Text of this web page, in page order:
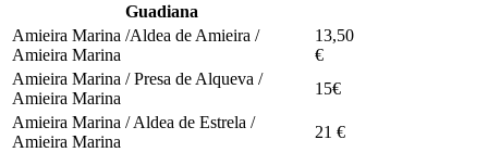
Guadiana
Amieira Marina /Aldea de Amieira /
Amieira Marina
13,50
€
Amieira Marina / Presa de Alqueva /
Amieira Marina
15€
Amieira Marina / Aldea de Estrela /
Amieira Marina
21 €